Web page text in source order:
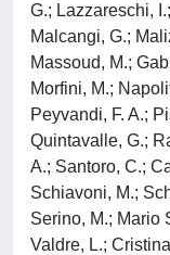
G.; Lazzareschi,
Malcangi, G.;
Massoud, M.;
Morfini, M.;
Peyvandi, F. A.;
Quintavalle, G.;
A.; Santoro, C.;
Schiavoni, M.;
Serino, M.; Mario
Valdre, L.;